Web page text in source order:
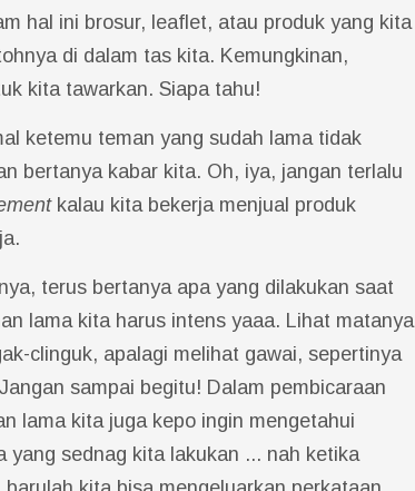
hal ini brosur, leaflet, atau produk yang kita
di dalam tas kita. Kemungkinan,
kita tawarkan. Siapa tahu!
ketemu teman yang sudah lama tidak
bertanya kabar kita. Oh, iya, jangan terlalu
kalau kita bekerja menjual produk
terus bertanya apa yang dilakukan saat
lama kita harus intens yaaa. Lihat matanya
clinguk, apalagi melihat gawai, sepertinya
sampai begitu! Dalam pembicaraan
lama kita juga kepo ingin mengetahui
yang sednag kita lakukan ... nah ketika